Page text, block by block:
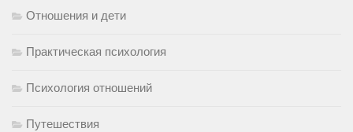
Отношения и дети
Практическая психология
Психология отношений
Путешествия